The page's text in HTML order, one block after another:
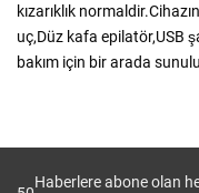
kızarıklık
uç,Düz kafa epilatör,USB
bakım için bir arada
Haberlere abone olan